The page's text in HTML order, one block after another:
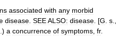
associated with any morbid
disease SEEALSO: disease . [G s
.) a concurrence of symptoms fr.